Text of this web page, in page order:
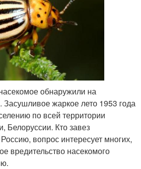
обнаружили на
Засушливое жаркое лето 1953 года
по всей территории
Белоруссии. Кто завез
вопрос интересует многих,
вредительство насекомого